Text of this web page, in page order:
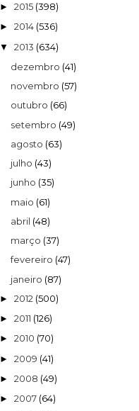
► 2015 (398)
► 2014 (536)
▼ 2013 (634)
dezembro (41)
novembro (57)
outubro (66)
setembro (49)
agosto (63)
julho (43)
junho (35)
maio (61)
abril (48)
março (37)
fevereiro (47)
janeiro (87)
► 2012 (500)
► 2011 (126)
► 2010 (70)
► 2009 (41)
► 2008 (49)
► 2007 (64)